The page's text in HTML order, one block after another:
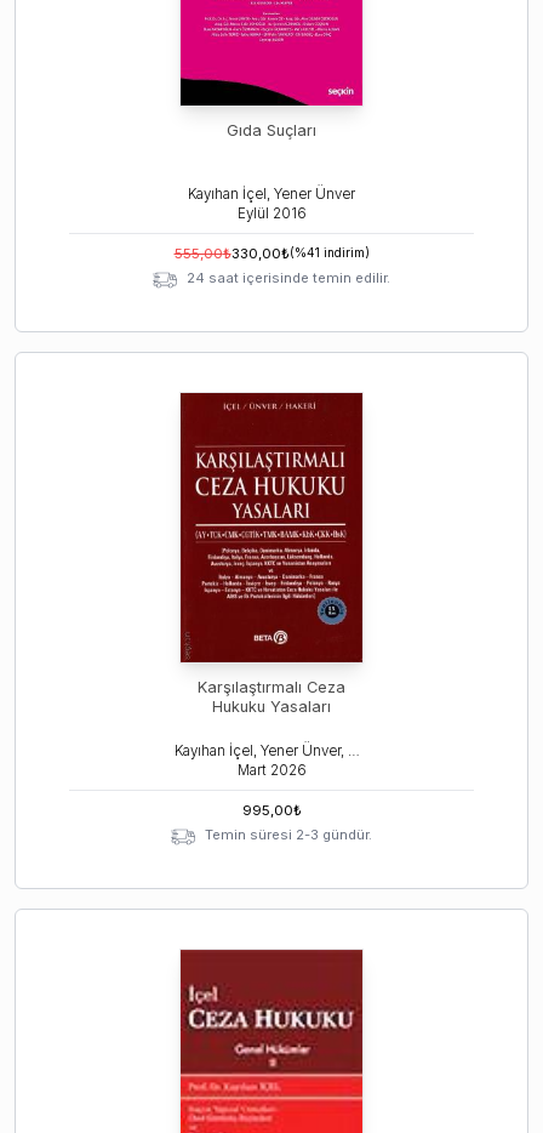
Gıda Suçları
Kayıhan İçel, Yener Ünver
Eylül 2016
555,00₺330,00₺(%41 indirim)
24 saat içerisinde temin edilir.
Karşılaştırmalı Ceza
Hukuku Yasaları
Kayıhan İçel, Yener Ünver, Hakan Hakeri
Mart 2026
995,00₺
Temin süresi 2-3 gündür.